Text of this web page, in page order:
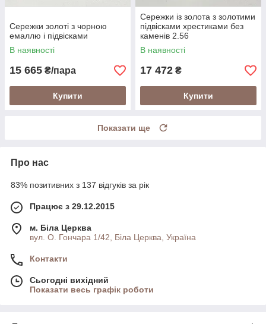
Сережки золоті з чорною
емаллю і підвісками
В наявності
15 665 ₴/пара
Купити
Сережки із золота з золотими
підвісками хрестиками без
каменів 2.56
В наявності
17 472 ₴
Купити
Показати ще
Про нас
83% позитивних з 137 відгуків за рік
Працює з 29.12.2015
м. Біла Церква
вул. О. Гончара 1/42, Біла Церква, Україна
Контакти
Сьогодні вихідний
Показати весь графік роботи